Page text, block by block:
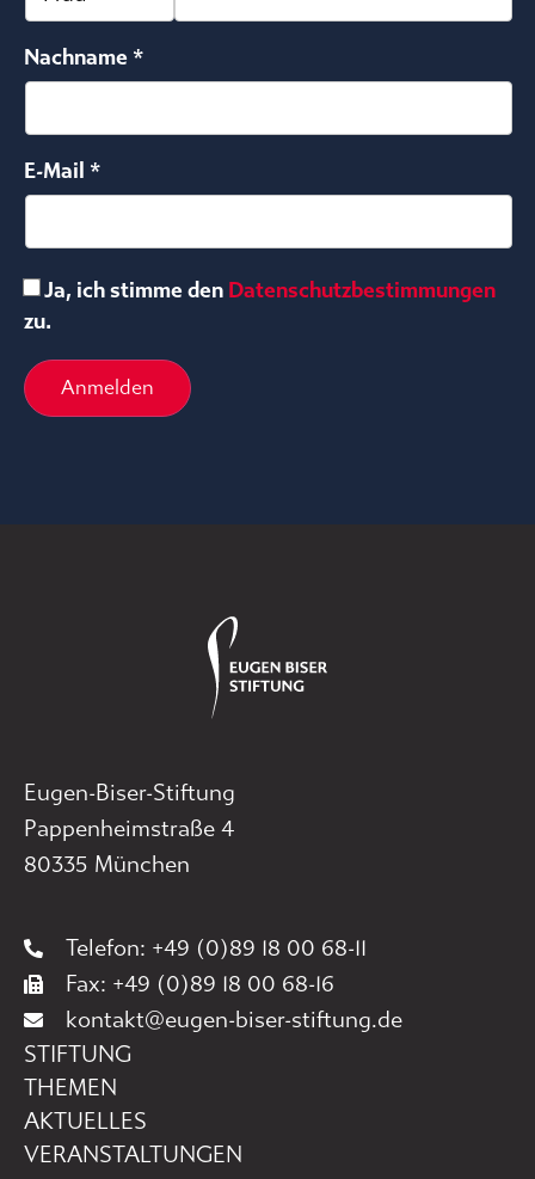
Nachname *
E-Mail *
Ja, ich stimme den Datenschutzbestimmungen
zu.
Anmelden
Eugen-Biser-Stiftung
Pappenheimstraße 4
80335 München
Telefon: +49 (0)89 18 00 68-11
Fax: +49 (0)89 18 00 68-16
kontakt@eugen-biser-stiftung.de
STIFTUNG
THEMEN
AKTUELLES
VERANSTALTUNGEN